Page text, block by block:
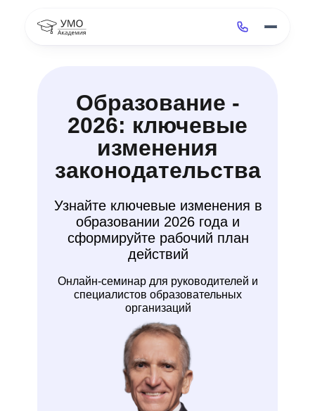
Онлайн-семинар для руководителей и
специалистов образовательных
организаций
Узнайте ключевые изменения в
образовании 2026 года и
сформируйте рабочий план
действий
Образование -
2026: ключевые
изменения
законодательства